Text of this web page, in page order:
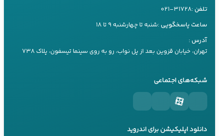
راهنمای خرید باتری
راهنمای خرید یو پی اس
راهنمای خرید اینورتر
آموزش نصب و راه‌اندازی
سرویس و نگهداری
راهنما های کاربردی
تلفن :۰۲۱-۳۱۷۲۸
ساعت پاسخگویی :شنبه تا چهارشنبه ۹ تا ۱۸
آدرس :
تهران، خیابان قزوین بعد از پل نواب، رو به روی سینما تیسفون، پلاک ۷۳۸
شبکه‌های اجتماعی
دانلود اپلیکیشن برای اندروید
کارشناس ۲
تماس تلفنی بله
کارشناس ۳
09197660249